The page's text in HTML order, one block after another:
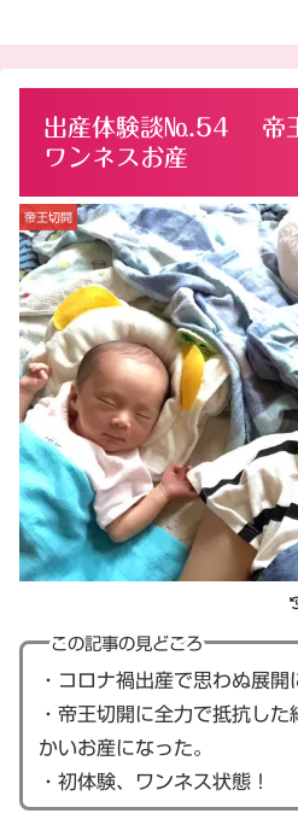
出産体験談№.54 帝
ワンネスお産
帝王切開
この記事の見どころ
・コロナ禍出産で思わぬ展開
・帝王切開に全力で抵抗し
かいお産になった。
・初体験、ワンネス状態！